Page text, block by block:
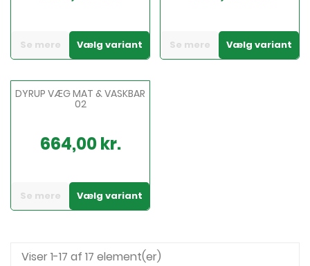
Se mere Vælg variant Se mere Vælg variant
DYRUP VÆG MAT & VASKBAR
02
664,00 kr.
Se mere Vælg variant
Viser 1-17 af 17 element(er)